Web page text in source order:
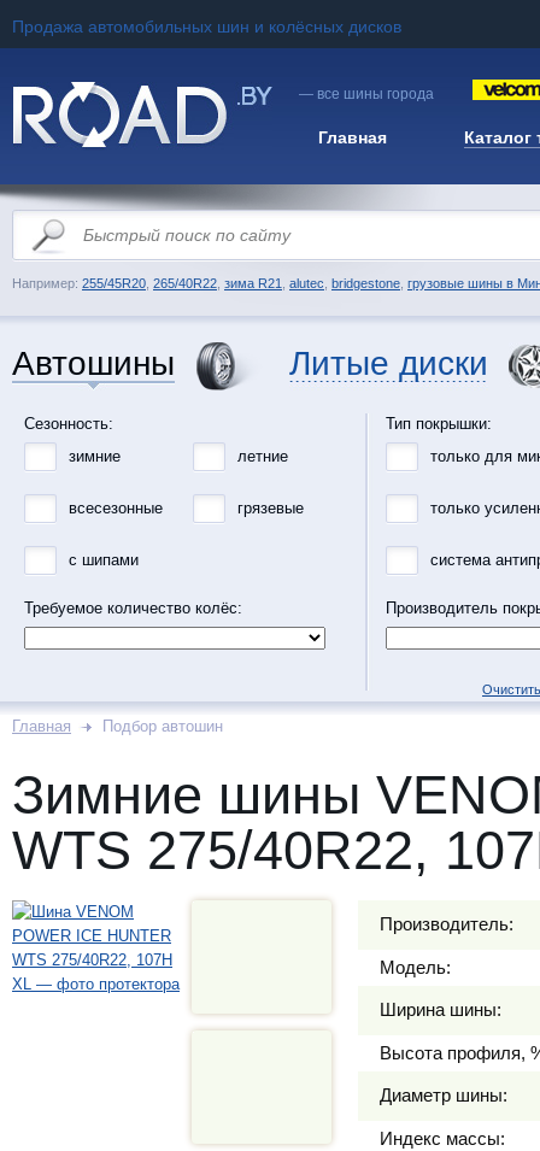
Продажа автомобильных шин и колёсных дисков
— все шины города
Главная Каталог
Например: 255/45R20 265/40R22 зима R21 alutec bridgestone грузовые шины в
Автошины Литые диски
Сезонность:
зимние
летние
всесезонные грязевые
с шипами
Требуемое количество колёс:
Тип покрышки:
только для
только
система
Производитель
Главная Подбор автошин
Зимние шины
WTS 275/40R22,
Производитель:
Модель:
Ширина шины:
Высота профиля,
Диаметр шины:
Индекс массы: